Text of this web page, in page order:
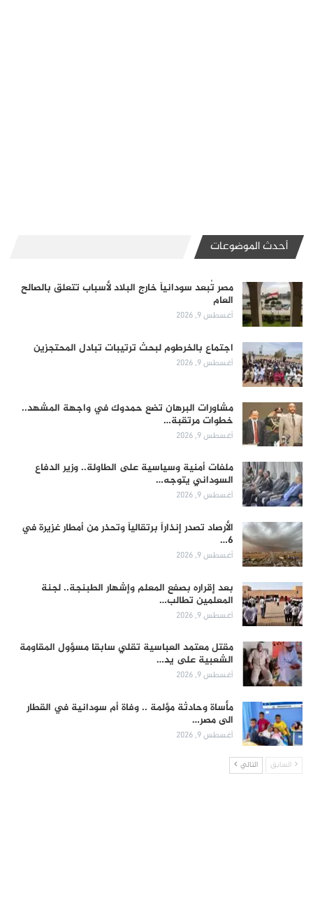
أحدث الموضوعات
مصر تُبعد سودانياً خارج البلاد لأسباب تتعلق بالصالح
العام
أغسطس 9, 2026
اجتماع بالخرطوم لبحث ترتيبات تبادل المحتجزين
أغسطس 9, 2026
مشاورات البرهان تضع حمدوك في واجهة المشهد..
خطوات مرتقبة…
أغسطس 9, 2026
ملفات أمنية وسياسية على الطاولة.. وزير الدفاع
السوداني يتوجه…
أغسطس 9, 2026
الأرصاد تصدر إنذاراً برتقالياً وتحذر من أمطار غزيرة في
6…
أغسطس 9, 2026
بعد إقراره بصفع المعلم وإشهار الطبنجة.. لجنة
المعلمين تطالب…
أغسطس 9, 2026
مقتل معتمد العباسية تقلي سابقا مسؤول المقاومة
الشعبية على يد…
أغسطس 9, 2026
مأساة وحادثة مؤلمة .. وفاة أم سودانية في القطار
الى مصر…
أغسطس 9, 2026
السابق التالي